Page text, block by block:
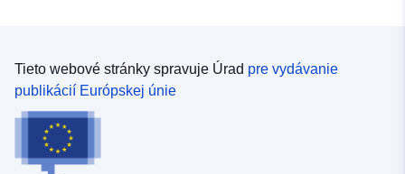
Tieto webové stránky spravuje Úrad pre vydávanie
publikácií Európskej únie